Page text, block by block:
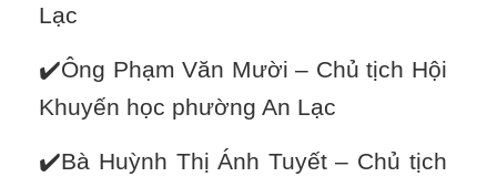
Lạc
✔️Ông Phạm Văn Mười – Chủ tịch Hội
Khuyến học phường An Lạc
✔️Bà Huỳnh Thị Ánh Tuyết – Chủ tịch